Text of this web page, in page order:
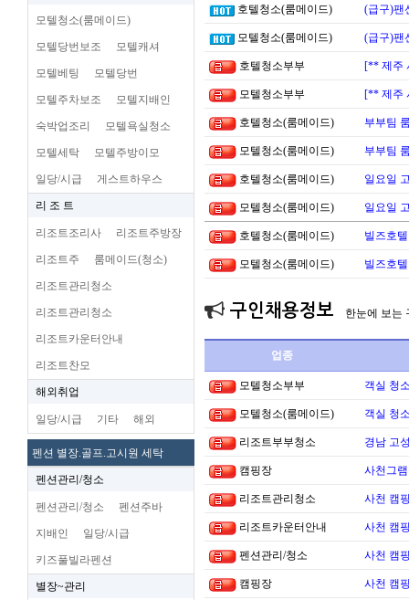
모텔청소(룸메이드)
모텔당번보조 모텔캐셔
모텔베팅 모텔당번
모텔주차보조 모텔지배인
숙박업조리 모텔욕실청소
모텔세탁 모텔주방이모
일당/시급 게스트하우스
리 조 트
리조트조리사 리조트주방장
리조트주 룸메이드(청소)
리조트관리청소
리조트관리청소
리조트카운터안내
리조트찬모
해외취업
일당/시급 기타 해외
펜션 별장.골프.고시원 세탁
펜션관리/청소
펜션관리/청소 펜션주바
지배인 일당/시급
키즈풀빌라펜션
별장~관리
호텔청소(룸메이드) (급구)팬
모텔청소(룸메이드) (급구)팬
호텔청소부부 [** 제주
모텔청소부부 [** 제주
호텔청소(룸메이드) 부부팀
모텔청소(룸메이드) 부부팀
호텔청소(룸메이드) 일요일
모텔청소(룸메이드) 일요일
호텔청소(룸메이드) 빌즈호
모텔청소(룸메이드) 빌즈호
구인채용정보 한눈에 보는
업종
모텔청소부부 객실 청
모텔청소(룸메이드) 객실 청
리조트부부청소 경남 고
캠핑장 사천그
리조트관리청소 사천 캠
리조트카운터안내 사천 캠
펜션관리/청소 사천 캠
캠핑장 사천 캠